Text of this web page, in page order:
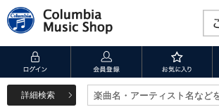
詳細検索 楽曲名・アーティスト名など
楽曲名・アーティスト名など